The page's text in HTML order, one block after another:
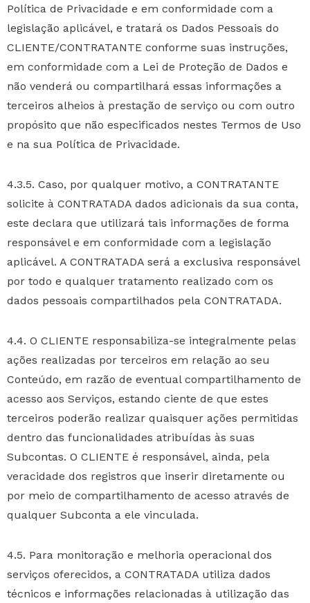
Política de Privacidade e em conformidade com a
legislação aplicável, e tratará os Dados Pessoais do
CLIENTE/CONTRATANTE conforme suas instruções,
em conformidade com a Lei de Proteção de Dados e
não venderá ou compartilhará essas informações a
terceiros alheios à prestação de serviço ou com outro
propósito que não especificados nestes Termos de Uso
e na sua Política de Privacidade.
4.3.5. Caso, por qualquer motivo, a CONTRATANTE
solicite à CONTRATADA dados adicionais da sua conta,
este declara que utilizará tais informações de forma
responsável e em conformidade com a legislação
aplicável. A CONTRATADA será a exclusiva responsável
por todo e qualquer tratamento realizado com os
dados pessoais compartilhados pela CONTRATADA.
4.4. O CLIENTE responsabiliza-se integralmente pelas
ações realizadas por terceiros em relação ao seu
Conteúdo, em razão de eventual compartilhamento de
acesso aos Serviços, estando ciente de que estes
terceiros poderão realizar quaisquer ações permitidas
dentro das funcionalidades atribuídas às suas
Subcontas. O CLIENTE é responsável, ainda, pela
veracidade dos registros que inserir diretamente ou
por meio de compartilhamento de acesso através de
qualquer Subconta a ele vinculada.
4.5. Para monitoração e melhoria operacional dos
serviços oferecidos, a CONTRATADA utiliza dados
técnicos e informações relacionadas à utilização das